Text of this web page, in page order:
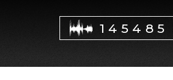
145485